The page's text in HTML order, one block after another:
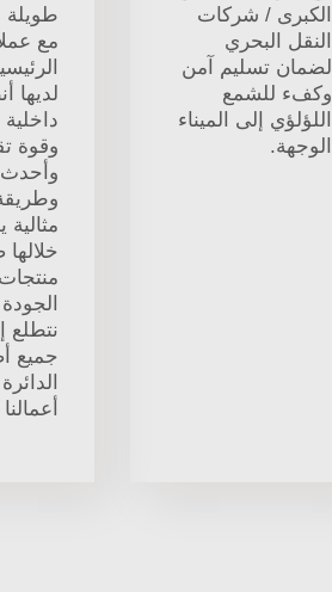
الكبرى / شركات
النقل البحري
لضمان تسليم آمن
وكفء للشمع
اللؤلؤي إلى الميناء
الوجهة.
طويلة
مع
لديها
وقوة
وأحدث
نتطلع
جميع